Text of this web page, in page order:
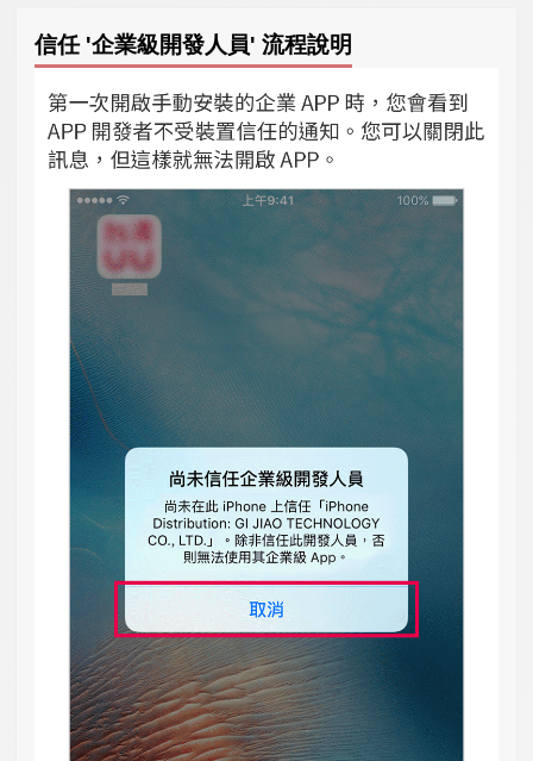
信任 '企業級開發人員' 流程說明